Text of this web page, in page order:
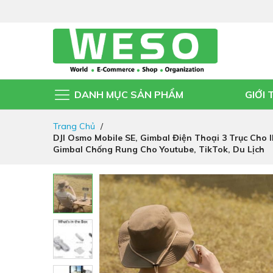
DANH MỤC SẢN PHẨM GIỚI
Trang Chủ
DJI Osmo Mobile SE, Gimbal Điện Thoại 3 Trục
Gimbal Chống Rung Cho Youtube, TikTok, Du Lịch
Chuyển
đến
phần
đầu
của
thư
viện